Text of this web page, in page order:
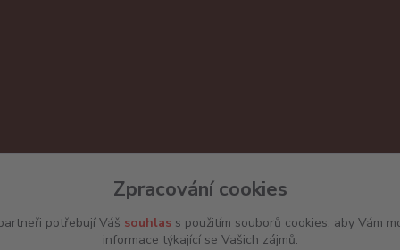
Zpracování cookies
potřebují Váš souhlass použitím souborů cookies, aby Vám
informace týkající se Vašich zájmů.